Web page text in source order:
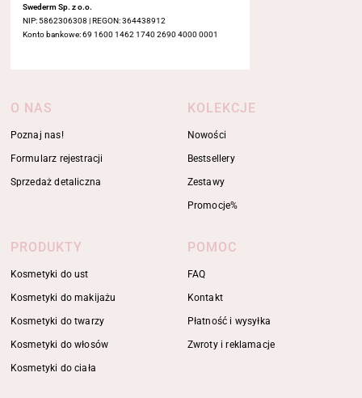
Swederm Sp. z o.o.
NIP: 5862306308 | REGON: 364438912
Konto bankowe: 69 1600 1462 1740 2690 4000 0001
O NAS
Poznaj nas!
Formularz rejestracji
Sprzedaż detaliczna
KOLEKCJE
Nowości
Bestsellery
Zestawy
Promocje%
PRODUKTY
Kosmetyki do ust
Kosmetyki do makijażu
Kosmetyki do twarzy
Kosmetyki do włosów
Kosmetyki do ciała
POMOC
FAQ
Kontakt
Płatność i wysyłka
Zwroty i reklamacje